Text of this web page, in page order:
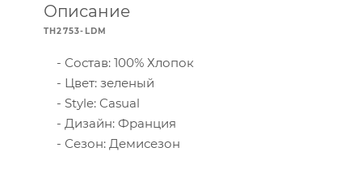
Описание
TH2753-LDM
Состав: 100% Хлопок
Цвет: зеленый
Style: Casual
Дизайн: Франция
Сезон: Демисезон